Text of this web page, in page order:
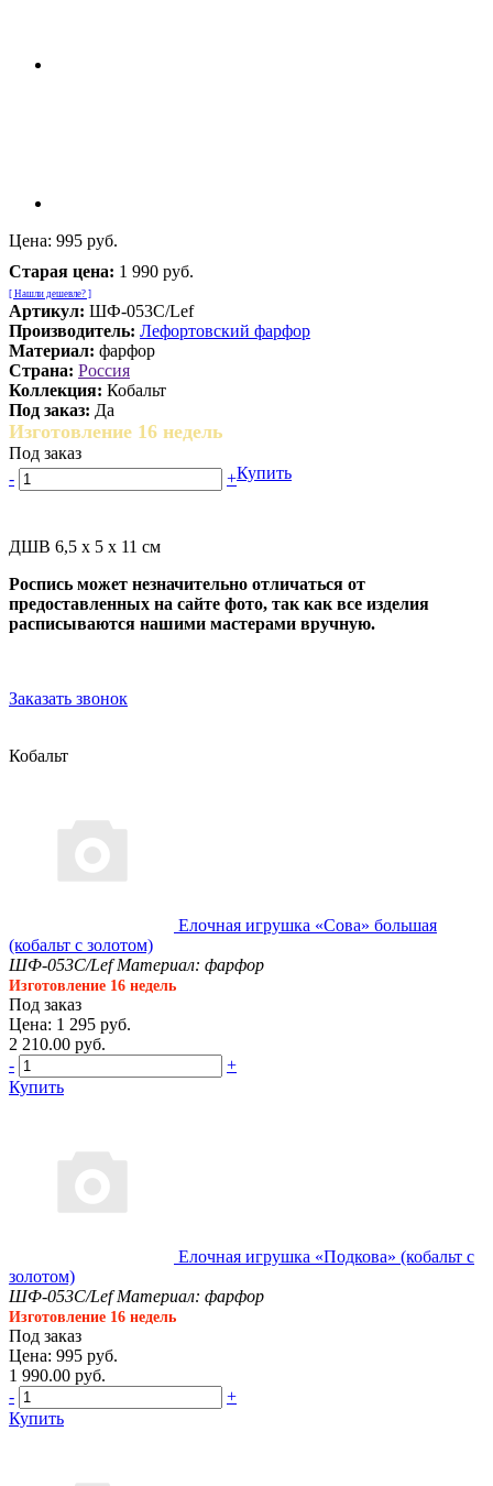
Цена: 995 руб.
Старая цена: 1 990 руб.
[ Нашли дешевле? ]
Артикул: ШФ-053С/Lef
Производитель: Лефортовский фарфор
Материал: фарфор
Страна: Россия
Коллекция: Кобальт
Под заказ: Да
Изготовление 16 недель
Под заказ
-
+Купить
ДШВ 6,5 х 5 х 11 см
Роспись может незначительно отличаться от
предоставленных на сайте фото, так как все изделия
расписываются нашими мастерами вручную.
Заказать звонок
Кобальт
Елочная игрушка «Сова» большая
(кобальт с золотом)
ШФ-053С/Lef Материал: фарфор
Изготовление 16 недель
Под заказ
Цена: 1 295 руб.
2 210.00 руб.
-
+
Купить
Елочная игрушка «Подкова» (кобальт с
золотом)
ШФ-053С/Lef Материал: фарфор
Изготовление 16 недель
Под заказ
Цена: 995 руб.
1 990.00 руб.
-
+
Купить